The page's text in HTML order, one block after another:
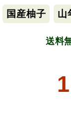
国産柚子 山
送料